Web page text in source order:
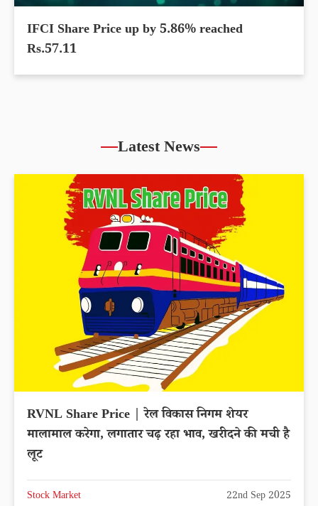
IFCI Share Price up by 5.86% reached
Rs.57.11
Latest News
RVNL Share Price | रेल विकास निगम शेयर
मालामाल करेगा, लगातार चढ़ रहा भाव, खरीदने की मची है
लूट
Stock Market 22nd Sep 2025